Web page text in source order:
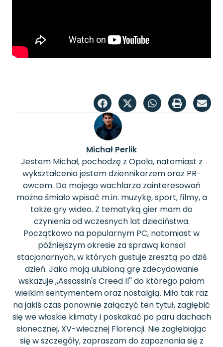
Michał Perlik
Jestem Michał, pochodzę z Opola, natomiast z
wykształcenia jestem dziennikarzem oraz PR-
owcem. Do mojego wachlarza zainteresowań
można śmiało wpisać m.in. muzykę, sport, filmy, a
także gry wideo. Z tematyką gier mam do
czynienia od wczesnych lat dzieciństwa.
Początkowo na popularnym PC, natomiast w
późniejszym okresie za sprawą konsol
stacjonarnych, w których gustuje zresztą po dziś
dzień. Jako moją ulubioną grę zdecydowanie
wskazuje ,,Assassin's Creed II'' do którego pałam
wielkim sentymentem oraz nostalgią. Miło tak raz
na jakiś czas ponownie załączyć ten tytuł, zagłębić
się we włoskie klimaty i poskakać po paru dachach
słonecznej, XV-wiecznej Florencji. Nie zagłębiając
się w szczegóły, zapraszam do zapoznania się z